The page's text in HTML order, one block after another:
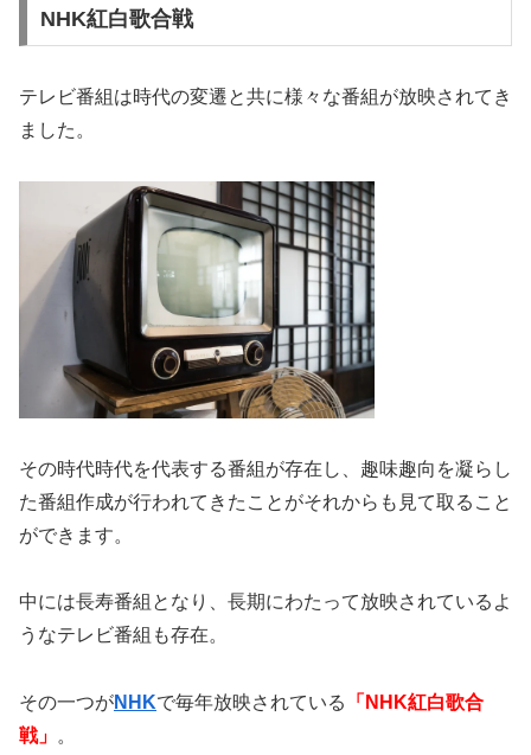
NHK紅白歌合戦
テレビ番組は時代の変遷と共に様々な番組が放映されてき
ました。
その時代時代を代表する番組が存在し、趣味趣向を凝らし
た番組作成が行われてきたことがそれからも見て取ること
ができます。
中には長寿番組となり、長期にわたって放映されているよ
うなテレビ番組も存在。
その一つがNHKで毎年放映されている
「NHK紅白歌合
戦」 。